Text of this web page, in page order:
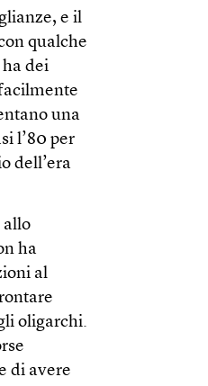
e il
qualche
dei
una
l’80 per
dell’era
allo
ha
al
oligarchi.
di avere